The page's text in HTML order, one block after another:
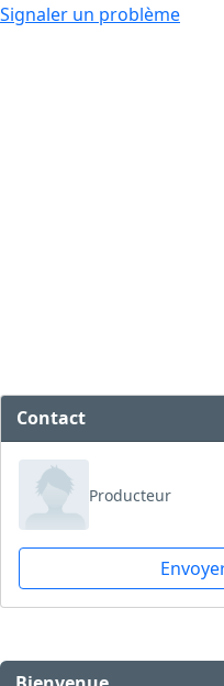
Signaler un problème
Contact
Producteur